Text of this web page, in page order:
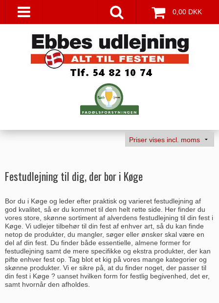
0,00 DKK
Festudlejning til dig, der bor i Køge
Bor du i Køge og leder efter praktisk og varieret festudlejning af
god kvalitet, så er du kommet til den helt rette side. Her finder du
vores store, skønne sortiment af alverdens festudlejning til din fest i
Køge. Vi udlejer tilbehør til din fest af enhver art, så du kan finde
netop de produkter, du mangler, søger eller ønsker skal være en
del af din fest. Du finder både essentielle, almene former for
festudlejning samt de mere specifikke og ekstra produkter, der kan
pifte enhver fest op. Tag blot et kig på vores mange kategorier og
skønne produkter. Vi er sikre på, at du finder noget, der passer til
din fest i Køge ? uanset hvilken form for festlig begivenhed, det er,
samt hvornår den afholdes.